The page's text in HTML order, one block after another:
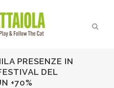
PRESENZE IN
DEL
+70%